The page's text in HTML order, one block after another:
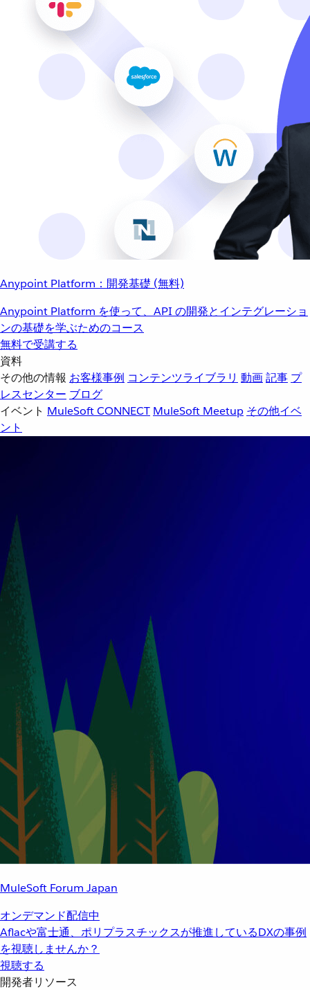
Anypoint Platform：開発基礎 (無料)
Anypoint Platform を使って、API の開発とインテグレーショ
ンの基礎を学ぶためのコース
無料で受講する
資料
その他の情報 お客様事例 コンテンツライブラリ 動画記事 プ
レスセンター ブログ
イベント MuleSoft CONNECT MuleSoft Meetup その他イベ
ント
MuleSoft Forum Japan
オンデマンド配信中
Aflacや富士通、ポリプラスチックスが推進しているDXの事例
を視聴しませんか？
視聴する
開発者リソース